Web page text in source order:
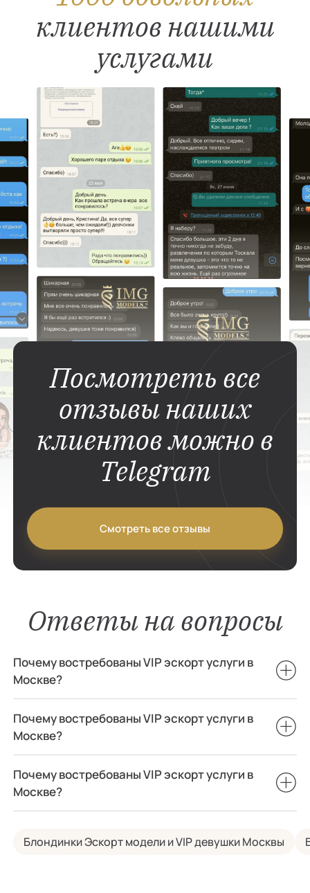
клиентов нашими
услугами
Посмотреть все
отзывы наших
клиентов можно в
Telegram
Смотреть все отзывы
Ответы на вопросы
Почему востребованы VIP эскорт услуги в
Москве?
Почему востребованы VIP эскорт услуги в
Москве?
Почему востребованы VIP эскорт услуги в
Москве?
Блондинки Эскорт модели и VIP девушки Москвы